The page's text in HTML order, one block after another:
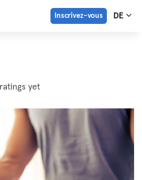
Inscrivez-vous DE
yet